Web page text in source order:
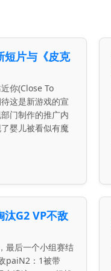
短片与《皮克
你(Close To
这是新游戏的宣
门制作的推广内
婴儿被看似有魔
G2 VP不敌
最后一个小组赛结
paiN2：1被带